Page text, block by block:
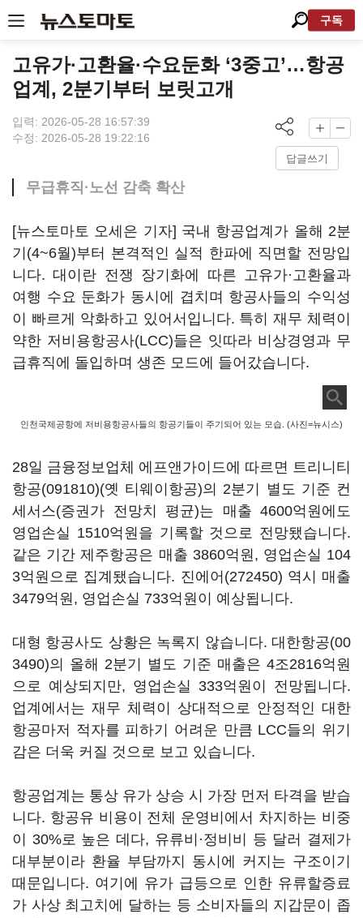
구독
고유가·고환율·수요둔화 ‘3중고’…항공
업계, 2분기부터 보릿고개
입력: 2026-05-28 16:57:39
수정: 2026-05-28 19:22:16
답글쓰기
무급휴직·노선 감축 확산
[뉴스토마토 오세은 기자] 국내 항공업계가 올해 2분
기(4~6월)부터 본격적인 실적 한파에 직면할 전망입
니다. 대이란 전쟁 장기화에 따른 고유가·고환율과
여행 수요 둔화가 동시에 겹치며 항공사들의 수익성
이 빠르게 악화하고 있어서입니다. 특히 재무 체력이
약한 저비용항공사(LCC)들은 잇따라 비상경영과 무
급휴직에 돌입하며 생존 모드에 들어갔습니다.
인천국제공항에 저비용항공사들의 항공기들이 주기되어 있는 모습. (사진=뉴시스)
28일 금융정보업체 에프앤가이드에 따르면 트리니티
항공(091810)(옛 티웨이항공)의 2분기 별도 기준 컨
세서스(증권가 전망치 평균)는 매출 4600억원에도
영업손실 1510억원을 기록할 것으로 전망됐습니다.
같은 기간 제주항공은 매출 3860억원, 영업손실 104
3억원으로 집계됐습니다. 진에어(272450) 역시 매출
3479억원, 영업손실 733억원이 예상됩니다.
대형 항공사도 상황은 녹록지 않습니다. 대한항공(00
3490)의 올해 2분기 별도 기준 매출은 4조2816억원
으로 예상되지만, 영업손실 333억원이 전망됩니다.
업계에서는 재무 체력이 상대적으로 안정적인 대한
항공마저 적자를 피하기 어려운 만큼 LCC들의 위기
감은 더욱 커질 것으로 보고 있습니다.
항공업계는 통상 유가 상승 시 가장 먼저 타격을 받습
니다. 항공유 비용이 전체 운영비에서 차지하는 비중
이 30%로 높은 데다, 유류비·정비비 등 달러 결제가
대부분이라 환율 부담까지 동시에 커지는 구조이기
때문입니다. 여기에 유가 급등으로 인한 유류할증료
가 사상 최고치에 달하는 등 소비자들의 지갑문이 좁